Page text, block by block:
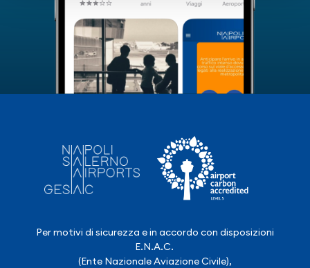
Per motivi di sicurezza e in accordo con disposizioni
E.N.A.C.
(Ente Nazionale Aviazione Civile),